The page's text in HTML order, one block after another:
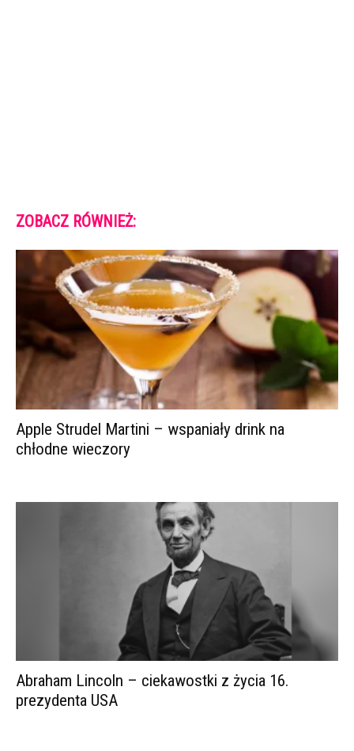
ZOBACZ RÓWNIEŻ:
Apple Strudel Martini – wspaniały drink na
chłodne wieczory
Abraham Lincoln – ciekawostki z życia 16.
prezydenta USA